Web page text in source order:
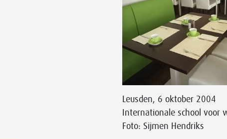
Leusden, 6 oktober 2004
Internationale school voor
Foto: Sijmen Hendriks